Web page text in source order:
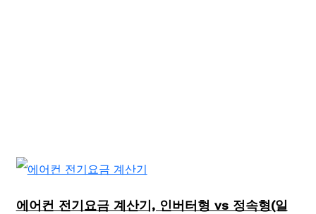
에어컨 전기요금 계산기, 인버터형 vs 정속형(일